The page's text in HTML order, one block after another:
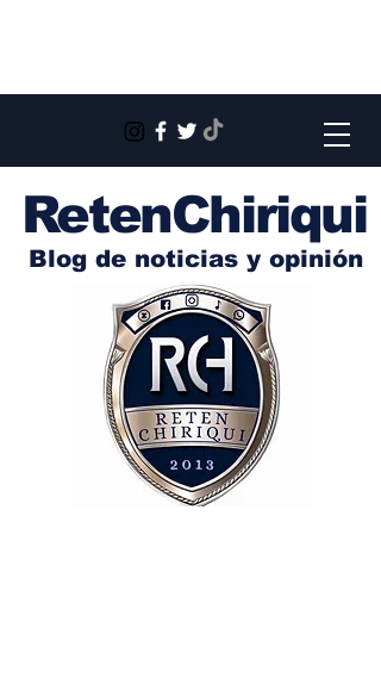
RetenChiriqui
Blog de noticias y opinión